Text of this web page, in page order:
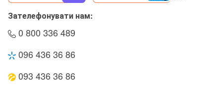
Зателефонувати нам:
0 800 336 489
096 436 36 86
093 436 36 86